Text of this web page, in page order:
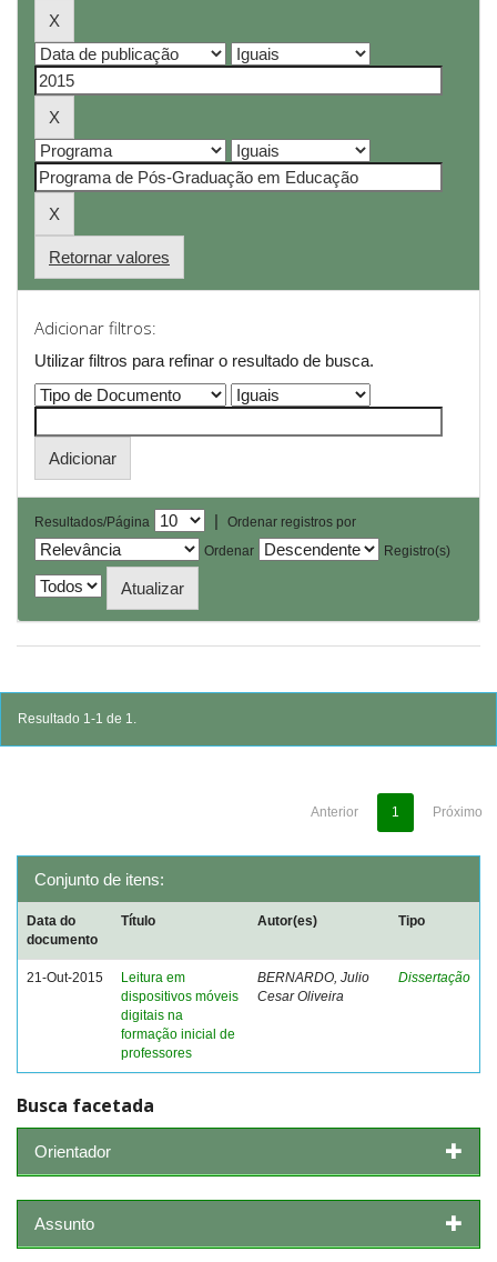
Retornar valores
Adicionar filtros:
Utilizar filtros para refinar o resultado de busca.
Resultados/Página |
Ordenar registros por
Ordenar
Registro(s)
Resultado 1-1 de 1.
Anterior 1 Próximo
Conjunto de itens:
Data do
documento
Título Autor(es) Tipo
21-Out-2015
Leitura em
dispositivos móveis
digitais na
formação inicial de
professores
BERNARDO, Julio
Cesar Oliveira
Dissertação
Busca facetada
Orientador
Assunto